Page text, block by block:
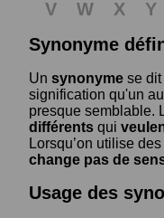
V W X Y
Synonyme
Un synonyme se
signification qu'un
presque semblable.
différents qui
Lorsqu’on utilise des
change pas de
Usage des